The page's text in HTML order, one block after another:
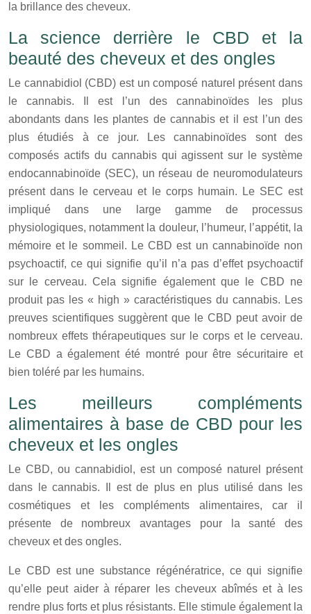
la brillance des cheveux.
La science derrière le CBD et la
beauté des cheveux et des ongles
Le cannabidiol (CBD) est un composé naturel présent dans
le cannabis. Il est l’un des cannabinoïdes les plus
abondants dans les plantes de cannabis et il est l’un des
plus étudiés à ce jour. Les cannabinoïdes sont des
composés actifs du cannabis qui agissent sur le système
endocannabinoïde (SEC), un réseau de neuromodulateurs
présent dans le cerveau et le corps humain. Le SEC est
impliqué dans une large gamme de processus
physiologiques, notamment la douleur, l’humeur, l’appétit, la
mémoire et le sommeil. Le CBD est un cannabinoïde non
psychoactif, ce qui signifie qu’il n’a pas d’effet psychoactif
sur le cerveau. Cela signifie également que le CBD ne
produit pas les « high » caractéristiques du cannabis. Les
preuves scientifiques suggèrent que le CBD peut avoir de
nombreux effets thérapeutiques sur le corps et le cerveau.
Le CBD a également été montré pour être sécuritaire et
bien toléré par les humains.
Les meilleurs compléments
alimentaires à base de CBD pour les
cheveux et les ongles
Le CBD, ou cannabidiol, est un composé naturel présent
dans le cannabis. Il est de plus en plus utilisé dans les
cosmétiques et les compléments alimentaires, car il
présente de nombreux avantages pour la santé des
cheveux et des ongles.
Le CBD est une substance régénératrice, ce qui signifie
qu’elle peut aider à réparer les cheveux abîmés et à les
rendre plus forts et plus résistants. Elle stimule également la